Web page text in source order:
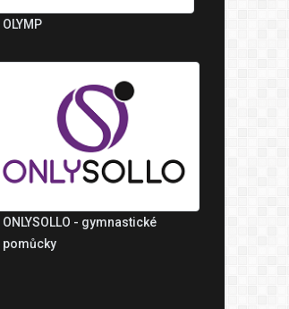
OLYMP
ONLYSOLLO - gymnastické
pomůcky